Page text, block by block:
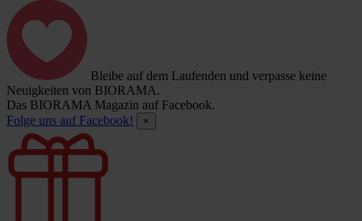
Bleibe auf dem Laufenden und verpasse keine
Neuigkeiten von BIORAMA.
Das BIORAMA Magazin auf Facebook.
Folge uns auf Facebook!
×